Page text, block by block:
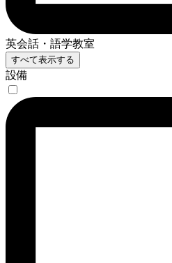
英会話・語学教室
すべて表示する
設備